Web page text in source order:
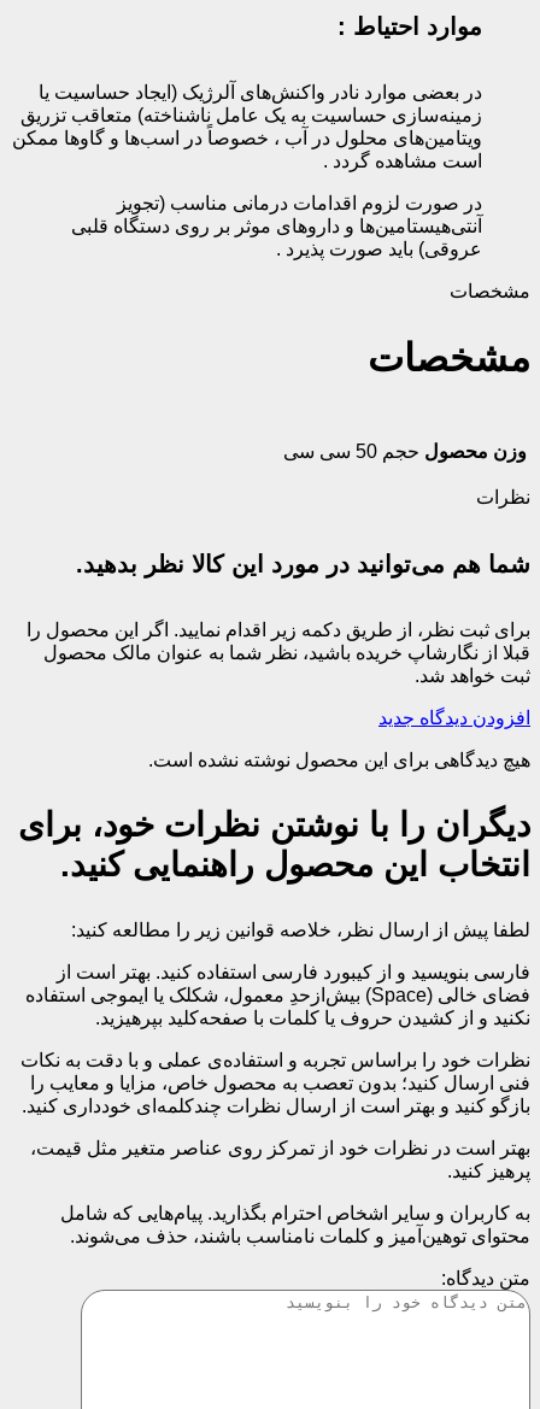
موارد احتیاط :
در بعضی موارد نادر واکنش‌های آلرژیک (ایجاد حساسیت یا
زمینه‌سازی حساسیت به یک عامل ناشناخته) متعاقب تزریق
ویتامین‌های محلول در آب ، خصوصاً در اسب‌ها و گاوها ممکن
است مشاهده گردد .
در صورت لزوم اقدامات درمانی مناسب (تجویز
آنتی‌هیستامین‌ها و داروهای موثر بر روی دستگاه قلبی
عروقی) باید صورت پذیرد .‌
مشخصات
مشخصات
وزن محصول حجم 50 سی سی
نظرات
شما هم می‌توانید در مورد این کالا نظر بدهید.
برای ثبت نظر، از طریق دکمه زیر اقدام نمایید. اگر این محصول را
قبلا از نگارشاپ خریده باشید، نظر شما به عنوان مالک محصول
ثبت خواهد شد.
افزودن دیدگاه جدید
هیچ دیدگاهی برای این محصول نوشته نشده است.
دیگران را با نوشتن نظرات خود، برای
انتخاب این محصول راهنمایی کنید.
لطفا پیش از ارسال نظر، خلاصه قوانین زیر را مطالعه کنید:
فارسی بنویسید و از کیبورد فارسی استفاده کنید. بهتر است از
فضای خالی (Space) بیش‌از‌حدِ معمول، شکلک یا ایموجی استفاده
نکنید و از کشیدن حروف یا کلمات با صفحه‌کلید بپرهیزید.
نظرات خود را براساس تجربه و استفاده‌ی عملی و با دقت به نکات
فنی ارسال کنید؛ بدون تعصب به محصول خاص، مزایا و معایب را
بازگو کنید و بهتر است از ارسال نظرات چندکلمه‌‌ای خودداری کنید.
بهتر است در نظرات خود از تمرکز روی عناصر متغیر مثل قیمت،
پرهیز کنید.
به کاربران و سایر اشخاص احترام بگذارید. پیام‌هایی که شامل
محتوای توهین‌آمیز و کلمات نامناسب باشند، حذف می‌شوند.
متن دیدگاه: